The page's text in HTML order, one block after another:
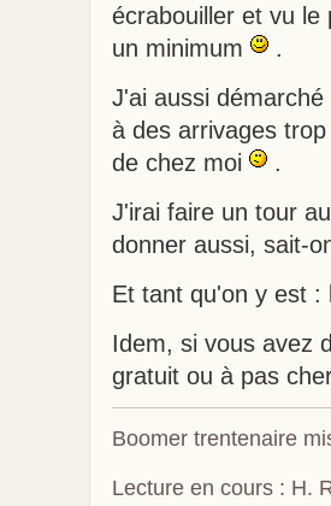
écrabouiller et vu le
un minimum
.
J'ai aussi
à des arrivages
de chez moi
.
J'irai faire un tour
donner aussi, sait-
Et tant qu'on y est :
Idem, si vous avez
gratuit ou à pas
Boomer trentenaire
Lecture en cours : H.